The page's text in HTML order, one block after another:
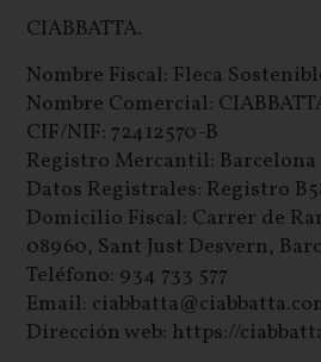
CIABBATTA.
Nombre Fiscal: Fleca
Nombre Comercial:
CIF/NIF: 72412570-B
Registro Mercantil: Barcelona
Datos Registrales: Registro
Domicilio Fiscal: Carrer de
08960, Sant Just Desvern,
Teléfono: 934 733 577
Email:
Dirección web: https://